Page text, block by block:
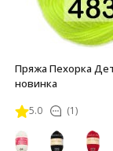
Пряжа Пехорка
новинка
5.0 (1)